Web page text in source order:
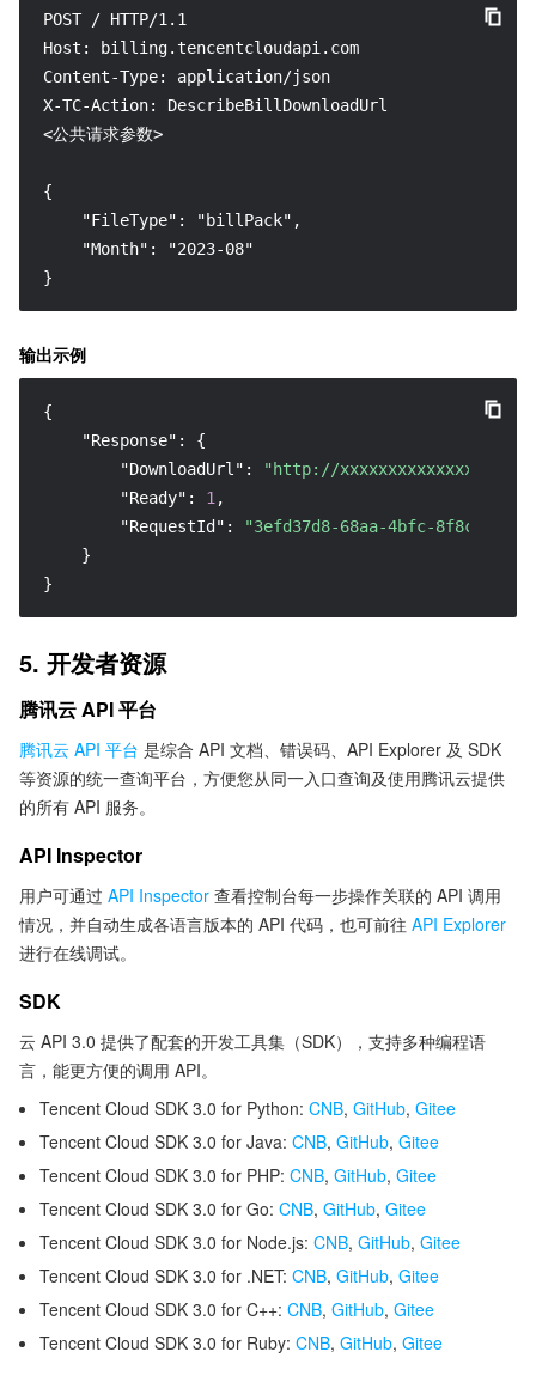
POST / HTTP/1.1
Host: billing.tencentcloudapi.com
Content-Type: application/json
X-TC-Action: DescribeBillDownloadUrl
<公共请求参数>
{
    "FileType": "billPack",
    "Month": "2023-08"
}
输出示例
{
"Response" :
{
"DownloadUrl" : "http://xxxxxxxxxxxxxxxxx"
"Ready" : 1 ,
"RequestId" :
"3efd37d8-68aa-4bfc-8f8c-
}
}
5. 开发者资源
腾讯云 API 平台
腾讯云 API 平台 是综合 API 文档、错误码、API Explorer 及 SDK
等资源的统一查询平台，方便您从同一入口查询及使用腾讯云提供
的所有 API 服务。
API Inspector
用户可通过 API Inspector 查看控制台每一步操作关联的 API 调用
情况，并自动生成各语言版本的 API 代码，也可前往 API Explorer
进行在线调试。
SDK
云 API 3.0 提供了配套的开发工具集（SDK），支持多种编程语
言，能更方便的调用 API。
Tencent Cloud SDK 3.0 for Python: CNB, GitHub, Gitee
Tencent Cloud SDK 3.0 for Java: CNB, GitHub, Gitee
Tencent Cloud SDK 3.0 for PHP: CNB, GitHub, Gitee
Tencent Cloud SDK 3.0 for Go: CNB, GitHub, Gitee
Tencent Cloud SDK 3.0 for Node.js: CNB, GitHub, Gitee
Tencent Cloud SDK 3.0 for .NET: CNB, GitHub, Gitee
Tencent Cloud SDK 3.0 for C++: CNB, GitHub, Gitee
Tencent Cloud SDK 3.0 for Ruby: CNB, GitHub, Gitee